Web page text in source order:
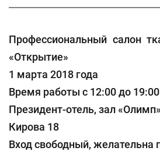
Профессиональный салон
«Открытие»
1 марта 2018 года
Время работы с 12:00 до 19:00
Президент-отель, зал
Кирова 18
Вход свободный, желательна